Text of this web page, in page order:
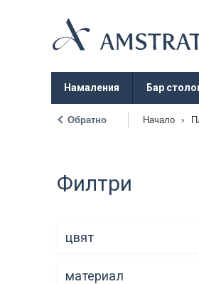
Намаления Бар
Обратно Начало ›
Филтри
цвят
материал